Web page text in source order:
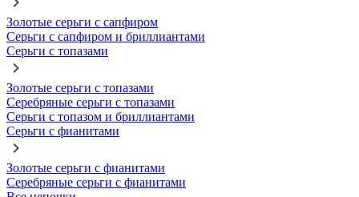
Золотые серьги с сапфиром
Серьги с сапфиром и бриллиантами
Серьги с топазами
Золотые серьги с топазами
Серебряные серьги с топазами
Серьги с топазом и бриллиантами
Серьги с фианитами
Золотые серьги с фианитами
Серебряные серьги с фианитами